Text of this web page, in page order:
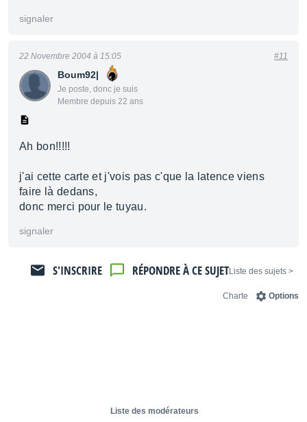
signaler
Boum92|
Je poste, donc je suis
Membre depuis 22 ans
22 Novembre 2004 à 15:05 #11
Ah bon!!!!!
j'ai cette carte et j'vois pas c'que la latence viens
faire là dedans,
donc merci pour le tuyau.
signaler
< Liste des sujets
RÉPONDRE À CE SUJET
S'INSCRIRE
Options
Charte
Liste des modérateurs